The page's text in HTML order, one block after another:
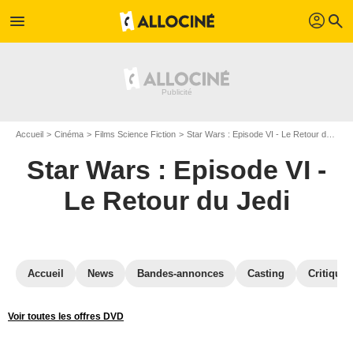
menu profil search
Accueil Cinéma Films Science Fiction Star Wars : Episode VI - Le Retour du Jedi
Star Wars : Episode VI -
Le Retour du Jedi
Accueil News Bandes-annonces Casting
Voir toutes les offres DVD